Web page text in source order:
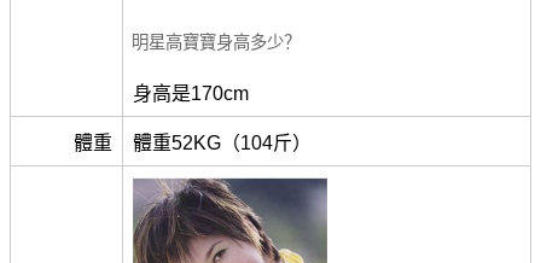
明星高寶寶身高多少？
身高是170cm
體重 體重52KG（104斤）